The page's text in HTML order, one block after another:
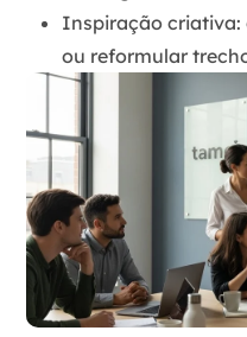
Inspiração criativa:
ou reformular